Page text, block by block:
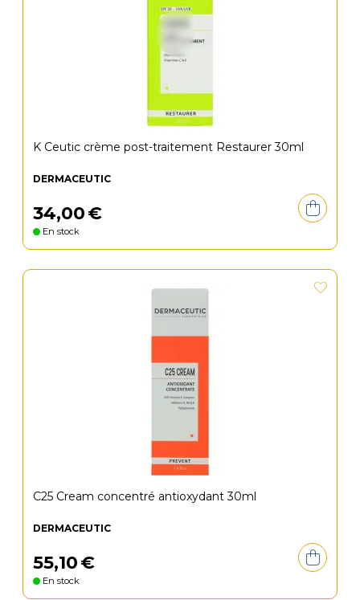
K Ceutic crème post-traitement Restaurer 30ml
DERMACEUTIC
34,00€
En stock
C25 Cream concentré antioxydant 30ml
DERMACEUTIC
55,10€
En stock